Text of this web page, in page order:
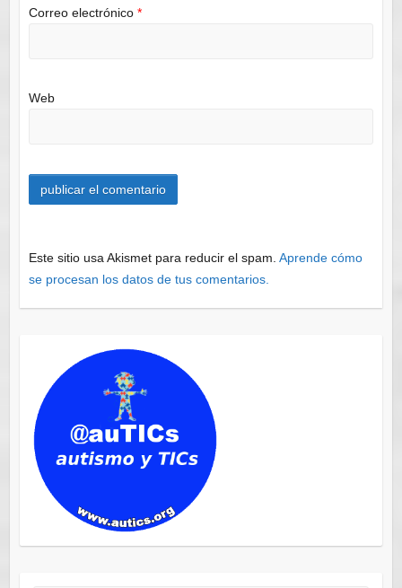
Correo electrónico *
Web
Este sitio usa Akismet para reducir el spam. Aprende cómo
se procesan los datos de tus comentarios.